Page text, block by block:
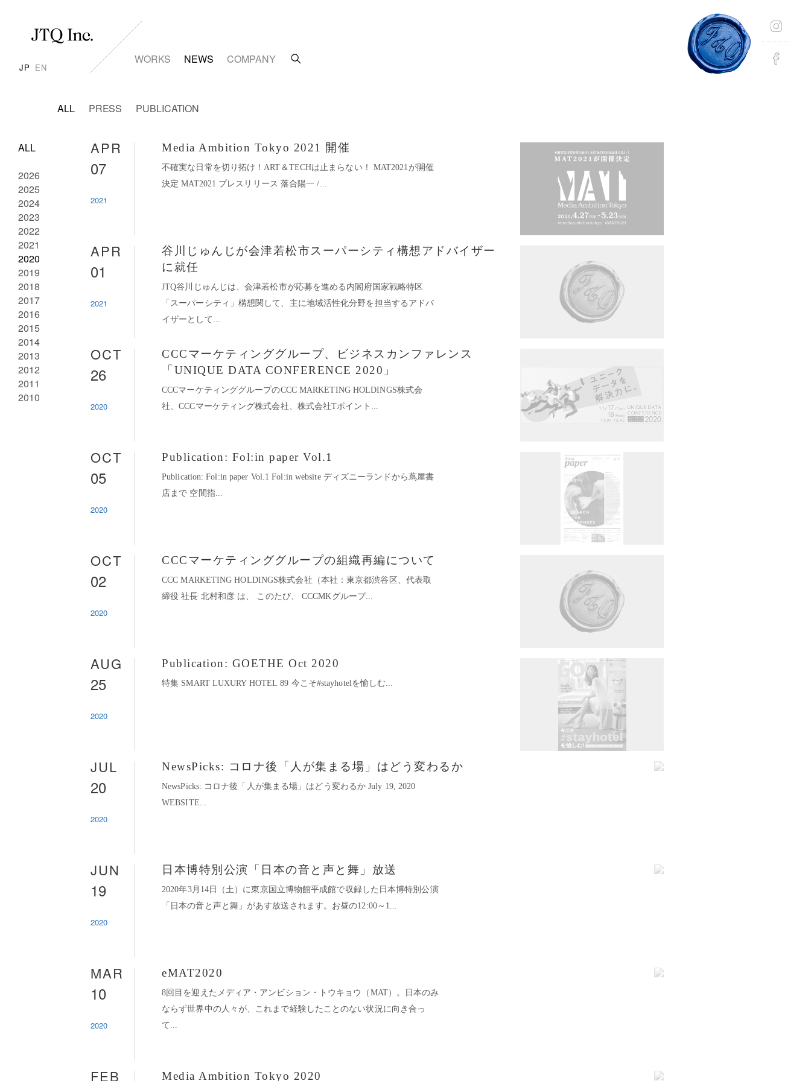
JP EN
WORKS NEWS COMPANY
ALL PRESS PUBLICATION
ALL
2026
2025
2024
2023
2022
2021
2020
2019
2018
2017
2016
2015
2014
2013
2012
2011
2010
APR
07
2021
Media Ambition Tokyo 2021 開催
不確実な日常を切り拓け！ART＆TECHは止まらない！ MAT2021が開催
決定 MAT2021 プレスリリース 落合陽⼀ /...
APR
01
2021
谷川じゅんじが会津若松市スーパーシティ構想アドバイザー
に就任
JTQ谷川じゅんじは、会津若松市が応募を進める内閣府国家戦略特区
「スーパーシティ」構想関して、主に地域活性化分野を担当するアドバ
イザーとして...
OCT
26
2020
CCCマーケティンググループ、ビジネスカンファレンス
「UNIQUE DATA CONFERENCE 2020」
CCCマーケティンググループのCCC MARKETING HOLDINGS株式会
社、CCCマーケティング株式会社、株式会社Tポイント...
OCT
05
2020
Publication: Fol:in paper Vol.1
Publication: Fol:in paper Vol.1 Fol:in website ディズニーランドから蔦屋書
店まで 空間指...
OCT
02
2020
CCCマーケティンググループの組織再編について
CCC MARKETING HOLDINGS株式会社（本社：東京都渋谷区、代表取
締役 社長 北村和彦 は、 このたび、 CCCMKグループ...
AUG
25
2020
Publication: GOETHE Oct 2020
特集 SMART LUXURY HOTEL 89 今こそ#stayhotelを愉しむ...
JUL
20
2020
NewsPicks: コロナ後「人が集まる場」はどう変わるか
NewsPicks: コロナ後「人が集まる場」はどう変わるか July 19, 2020
WEBSITE...
JUN
19
2020
日本博特別公演「日本の音と声と舞」放送
2020年3月14日（土）に東京国立博物館平成館で収録した日本博特別公演
「日本の音と声と舞」があす放送されます。お昼の12:00～1...
MAR
10
2020
eMAT2020
8回目を迎えたメディア・アンビション・トウキョウ（MAT）。日本のみ
ならず世界中の人々が、これまで経験したことのない状況に向き合っ
て...
FEB Media Ambition Tokyo 2020